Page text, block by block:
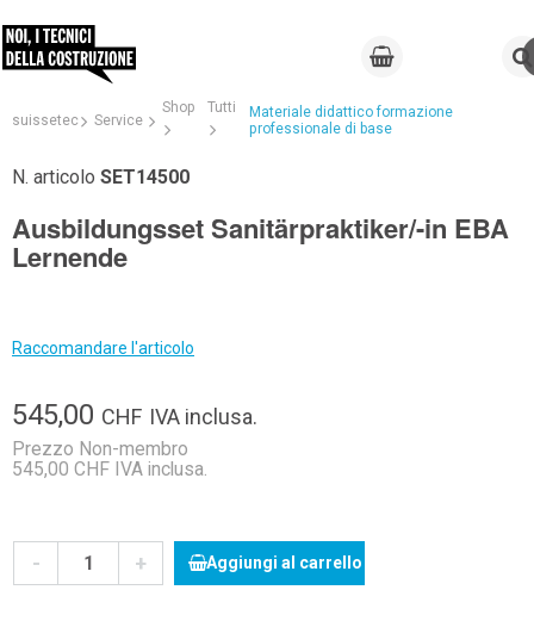
suissetec Service
Shop Tutti
Materiale didattico formazione
professionale di base
N. articolo SET14500
Ausbildungsset Sanitärpraktiker/-in EBA
Lernende
Raccomandare l'articolo
545,00 CHF IVA inclusa.
Prezzo Non-membro
545,00 CHF IVA inclusa.
- + Aggiungi al carrello